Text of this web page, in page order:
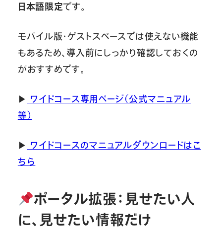
日本語限定です。
モバイル版・ゲストスペースでは使えない機能
もあるため、導入前にしっかり確認しておくの
がおすすめです。
▶︎ ワイドコース専用ページ（公式マニュアル
等）
▶︎ ワイドコースのマニュアルダウンロードはこ
ちら
ポータル拡張：見せたい人
に、見せたい情報だけ